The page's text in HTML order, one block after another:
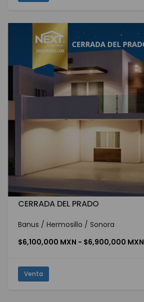
CERRADA DEL PRADO
Banus / Hermosillo / Sonora
$6,100,000 MXN - $6,900,000 MXN
Venta